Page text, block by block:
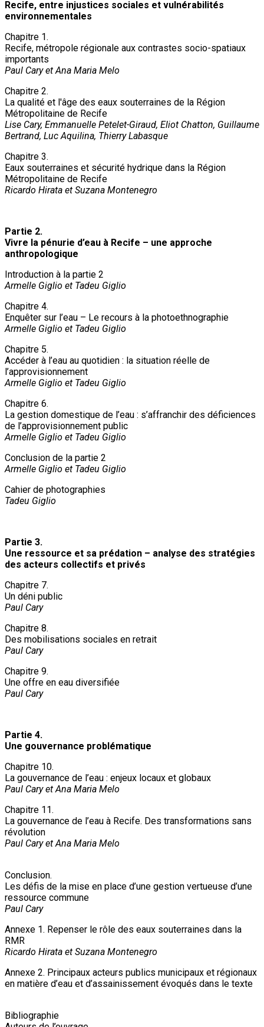
Recife, entre injustices sociales et vulnérabilités
environnementales
Chapitre 1.
Recife, métropole régionale aux contrastes socio-spatiaux
importants
Paul Cary et Ana Maria Melo
Chapitre 2.
La qualité et l'âge des eaux souterraines de la Région
Métropolitaine de Recife
Lise Cary, Emmanuelle Petelet-Giraud, Eliot Chatton, Guillaume
Bertrand, Luc Aquilina, Thierry Labasque
Chapitre 3.
Eaux souterraines et sécurité hydrique dans la Région
Métropolitaine de Recife
Ricardo Hirata et Suzana Montenegro
Partie 2.
Vivre la pénurie d’eau à Recife – une approche
anthropologique
Introduction à la partie 2
Armelle Giglio et Tadeu Giglio
Chapitre 4.
Enquêter sur l’eau – Le recours à la photoethnographie
Armelle Giglio et Tadeu Giglio
Chapitre 5.
Accéder à l’eau au quotidien : la situation réelle de
l’approvisionnement
Armelle Giglio et Tadeu Giglio
Chapitre 6.
La gestion domestique de l’eau : s’affranchir des déficiences
de l’approvisionnement public
Armelle Giglio et Tadeu Giglio
Conclusion de la partie 2
Armelle Giglio et Tadeu Giglio
Cahier de photographies
Tadeu Giglio
Partie 3.
Une ressource et sa prédation – analyse des stratégies
des acteurs collectifs et privés
Chapitre 7.
Un déni public
Paul Cary
Chapitre 8.
Des mobilisations sociales en retrait
Paul Cary
Chapitre 9.
Une offre en eau diversifiée
Paul Cary
Partie 4.
Une gouvernance problématique
Chapitre 10.
La gouvernance de l’eau : enjeux locaux et globaux
Paul Cary et Ana Maria Melo
Chapitre 11.
La gouvernance de l’eau à Recife. Des transformations sans
révolution
Paul Cary et Ana Maria Melo
Conclusion.
Les défis de la mise en place d’une gestion vertueuse d’une
ressource commune
Paul Cary
Annexe 1. Repenser le rôle des eaux souterraines dans la
RMR
Ricardo Hirata et Suzana Montenegro
Annexe 2. Principaux acteurs publics municipaux et régionaux
en matière d’eau et d’assainissement évoqués dans le texte
Bibliographie